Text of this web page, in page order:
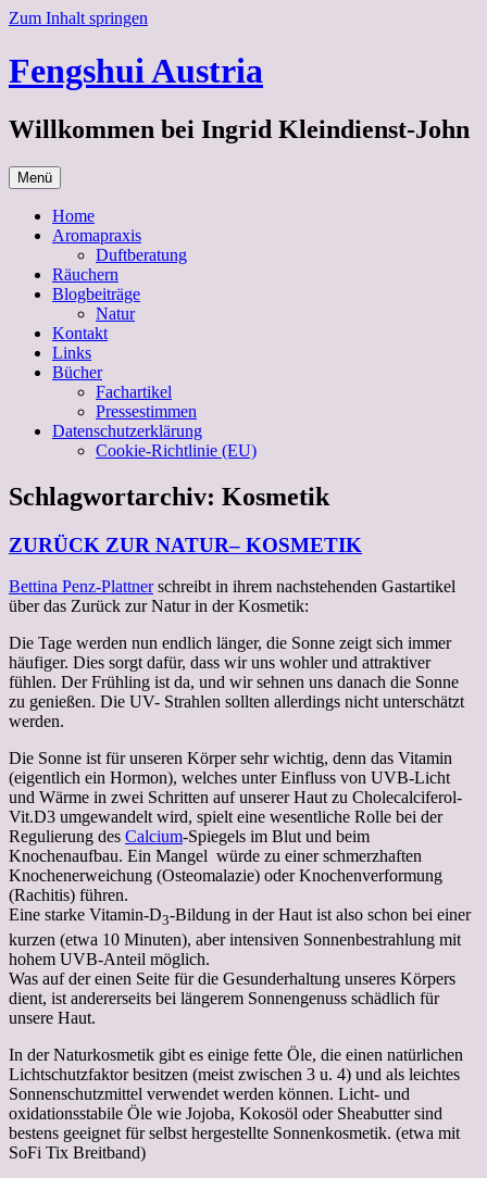
Zum Inhalt springen
Fengshui Austria
Willkommen bei Ingrid Kleindienst-John
Menü
Home
Aromapraxis
Duftberatung
Räuchern
Blogbeiträge
Natur
Kontakt
Links
Bücher
Fachartikel
Pressestimmen
Datenschutzerklärung
Cookie-Richtlinie (EU)
Schlagwortarchiv: Kosmetik
ZURÜCK ZUR NATUR– KOSMETIK
Bettina Penz-Plattnerschreibt in ihrem nachstehenden Gastartikel
über das Zurück zur Natur in der Kosmetik:
Die Tage werden nun endlich länger, die Sonne zeigt sich immer
häufiger. Dies sorgt dafür, dass wir uns wohler und attraktiver
fühlen. Der Frühling ist da, und wir sehnen uns danach die Sonne
zu genießen. Die UV- Strahlen sollten allerdings nicht unterschätzt
werden.
Die Sonne ist für unseren Körper sehr wichtig, denn das Vitamin
(eigentlich ein Hormon), welches unter Einfluss von UVB-Licht
und Wärme in zwei Schritten auf unserer Haut zu Cholecalciferol-
Vit.D3 umgewandelt wird, spielt eine wesentliche Rolle bei der
Regulierung des Calcium-Spiegels im Blut und beim
Knochenaufbau. Ein Mangel würde zu einer schmerzhaften
Knochenerweichung (Osteomalazie) oder Knochenverformung
(Rachitis) führen.
Eine starke Vitamin-D3-Bildung in der Haut ist also schon bei einer
kurzen (etwa 10 Minuten), aber intensiven Sonnenbestrahlung mit
hohem UVB-Anteil möglich.
Was auf der einen Seite für die Gesunderhaltung unseres Körpers
dient, ist andererseits bei längerem Sonnengenuss schädlich für
unsere Haut.
In der Naturkosmetik gibt es einige fette Öle, die einen natürlichen
Lichtschutzfaktor besitzen (meist zwischen 3 u. 4) und als leichtes
Sonnenschutzmittel verwendet werden können. Licht- und
oxidationsstabile Öle wie Jojoba, Kokosöl oder Sheabutter sind
bestens geeignet für selbst hergestellte Sonnenkosmetik. (etwa mit
SoFi Tix Breitband)